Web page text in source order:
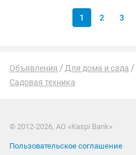
1 2 3
Объявления Для дома и сада
Садовая техника
© 2012-2026, АО «Kaspi Bank»
Пользовательское соглашение